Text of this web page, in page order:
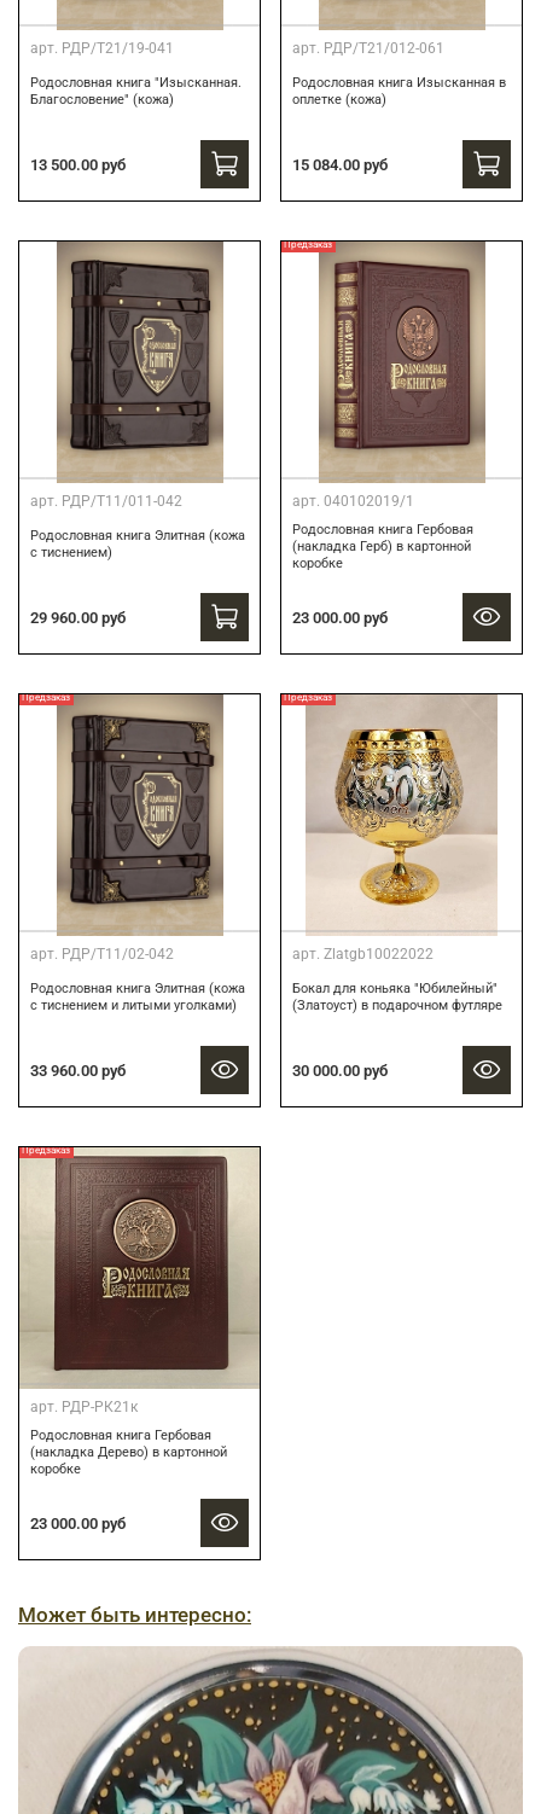
арт. РДР/Т21/19-041
Родословная книга "Изысканная.
Благословение" (кожа)
13 500.00 руб
арт. РДР/Т21/012-061
Родословная книга Изысканная в
оплетке (кожа)
15 084.00 руб
арт. РДР/Т11/011-042
Родословная книга Элитная (кожа
с тиснением)
29 960.00 руб
Предзаказ
арт. 040102019/1
Родословная книга Гербовая
(накладка Герб) в картонной
коробке
23 000.00 руб
Предзаказ
арт. РДР/Т11/02-042
Родословная книга Элитная (кожа
с тиснением и литыми уголками)
33 960.00 руб
Предзаказ
арт. Zlatgb10022022
Бокал для коньяка "Юбилейный"
(Златоуст) в подарочном футляре
30 000.00 руб
Предзаказ
арт. РДР-РК21к
Родословная книга Гербовая
(накладка Дерево) в картонной
коробке
23 000.00 руб
Может быть интересно: